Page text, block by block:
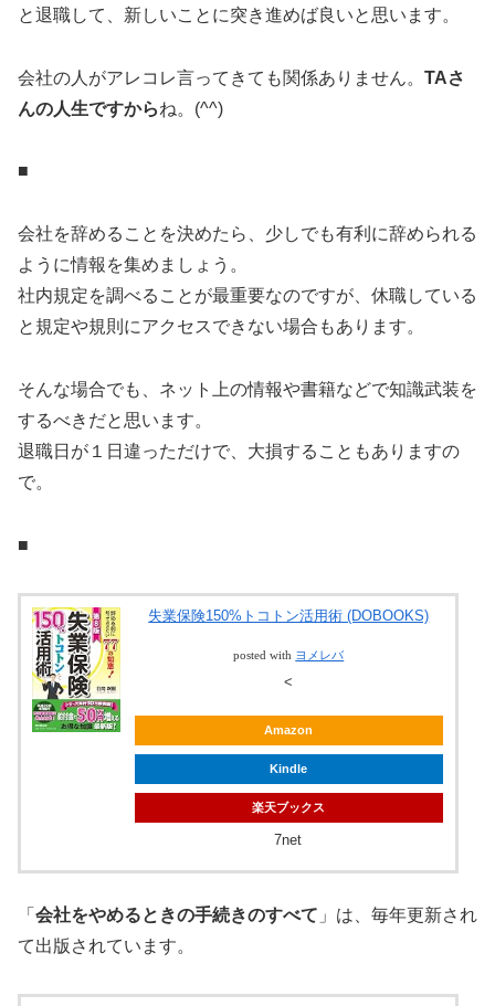
と退職して、新しいことに突き進めば良いと思います。
会社の人がアレコレ言ってきても関係ありません。 TAさ
んの人生ですからね。(^^)
■
会社を辞めることを決めたら、少しでも有利に辞められる
ように情報を集めましょう。
社内規定を調べることが最重要なのですが、休職している
と規定や規則にアクセスできない場合もあります。
そんな場合でも、ネット上の情報や書籍などで知識武装を
するべきだと思います。
退職日が１日違っただけで、大損することもありますの
で。
■
失業保険150%トコトン活用術 (DOBOOKS)
posted with ヨメレバ
<
Amazon
Kindle
楽天ブックス
7net
「 会社をやめるときの手続きのすべて 」は、毎年更新され
て出版されています。